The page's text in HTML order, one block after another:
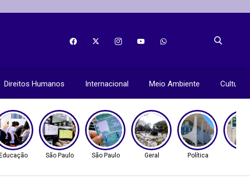
Direitos Humanos Internacional Meio Ambiente Cultura
Educação São Paulo São Paulo Geral Política